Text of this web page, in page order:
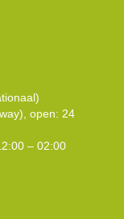
open: 24
– 02:00